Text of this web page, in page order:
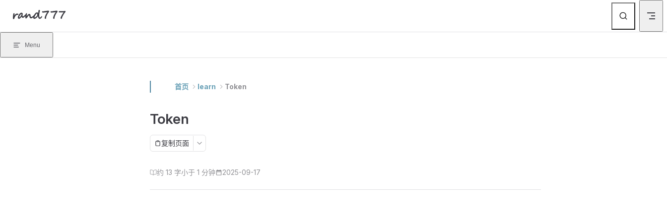
Skip to content
rand777
Menu
首页 learn Token
Token
复制页面
约 13 字小于 1 分钟 2025-09-17